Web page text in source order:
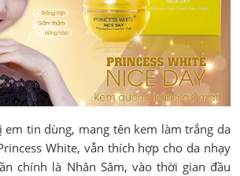
em tin dùng, mang tên kem làm trắng da
White, vẫn thích hợp cho da nhạy
chính là Nhân Sâm, vào thời gian đầu